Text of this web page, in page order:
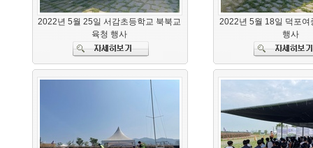
2022년 5월 25일 서감초등학교 북북교
육청 행사
2022년 5월 18일 덕포여
행사